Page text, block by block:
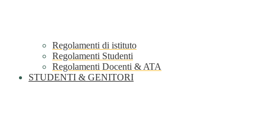
Regolamenti di istituto
Regolamenti Studenti
Regolamenti Docenti & ATA
STUDENTI & GENITORI